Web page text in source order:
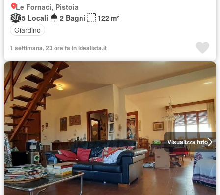
Le Fornaci, Pistoia
5 Locali
2 Bagni
122 m²
Giardino
1 settimana, 23 ore fa in idealista.it
Visualizza foto